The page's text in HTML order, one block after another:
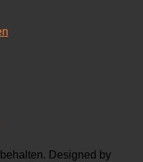
Designed by